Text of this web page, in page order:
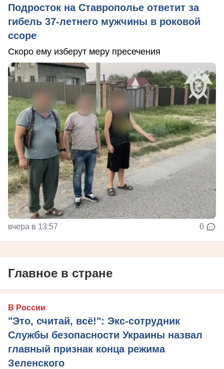
Подросток на Ставрополье ответит за
гибель 37-летнего мужчины в роковой
ссоре
Скоро ему изберут меру пресечения
вчера в 13:57 0
Главное в стране
В России
"Это, считай, всё!": Экс-сотрудник
Службы безопасности Украины назвал
главный признак конца режима
Зеленского